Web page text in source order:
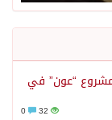
مشروع “عون” في
32